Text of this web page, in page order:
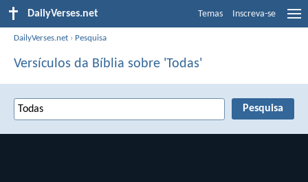
DailyVerses.net Temas Inscreva-se
DailyVerses.net › Pesquisa
Versículos da Bíblia sobre 'Todas'